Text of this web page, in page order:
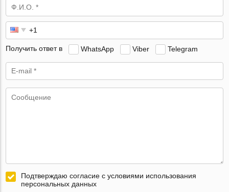
Получить ответ в WhatsApp Viber Telegram
Подтверждаю согласие с условиями использования
персональных данных